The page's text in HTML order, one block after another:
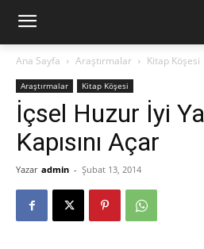
Ana Sayfa Araştırmalar Kitap Köşesi
Araştırmalar Kitap Köşesi
İçsel Huzur İyi
Kapısını Açar
Yazar admin - Şubat 13, 2014